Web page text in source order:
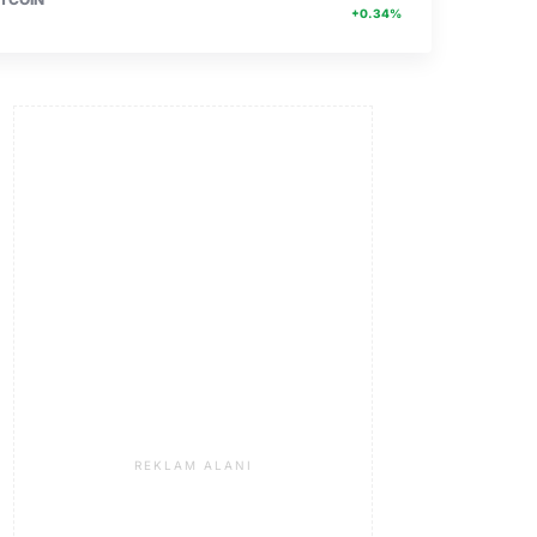
+0.34%
REKLAM ALANI